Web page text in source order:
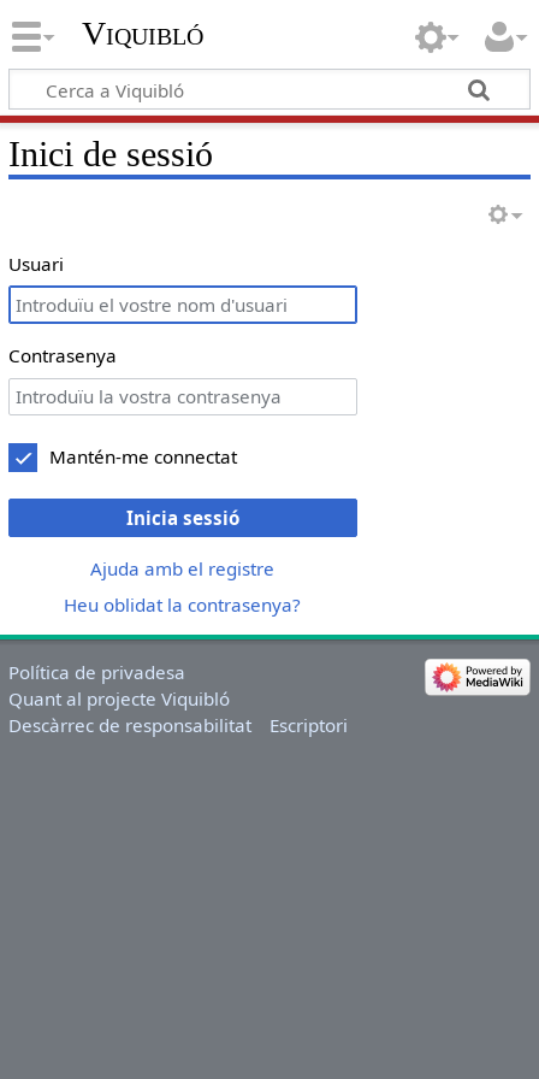
Viquibló
Inici de sessió
Usuari
Contrasenya
Mantén-me connectat
Inicia sessió
Ajuda amb el registre
Heu oblidat la contrasenya?
Política de privadesa
Quant al projecte Viquibló
Descàrrec de responsabilitat
Escriptori